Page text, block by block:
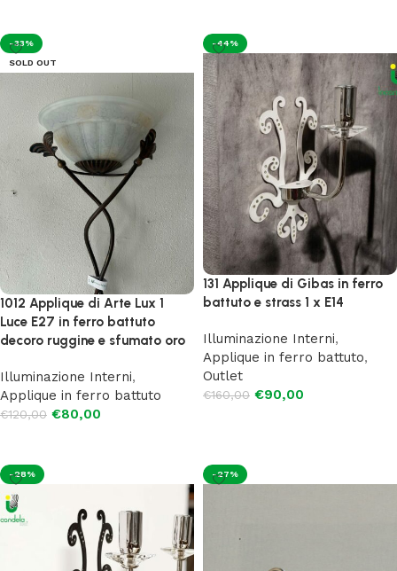
-33%
SOLD OUT
1012 Applique di Arte Lux 1
Luce E27 in ferro battuto
decoro ruggine e sfumato oro
Illuminazione Interni,
Applique in ferro battuto
€120,00 €80,00
-44%
131 Applique di Gibas in ferro
battuto e strass 1 x E14
Illuminazione Interni,
Applique in ferro battuto,
Outlet
€160,00 €90,00
-28% -27%